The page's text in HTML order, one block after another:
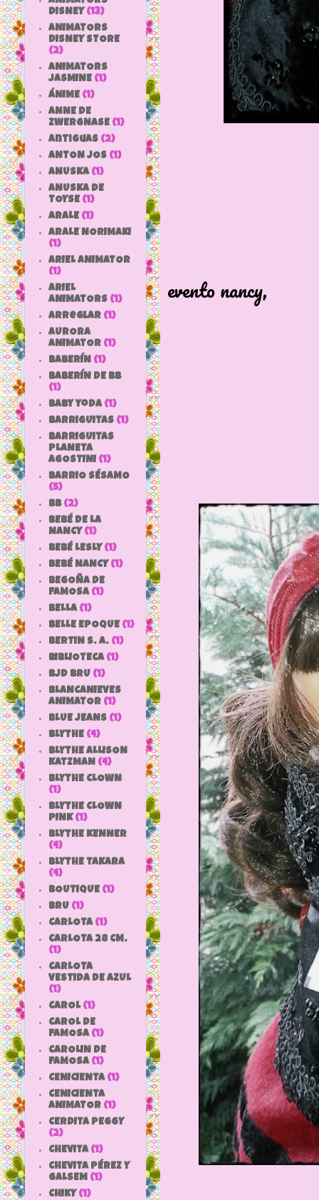
evento nancy,
con su
DISNEY (13)
ANIMATORS
DISNEY STORE
(2)
ANIMATORS
JASMINE (1)
ÁNIME (1)
ANNE DE
ZWERGNASE (1)
antiguas (2)
ANTON JOS (1)
ANUSKA (1)
ANUSKA DE
TOYSE (1)
ARALE (1)
ARALE NORIMAKI
(1)
ARIEL ANIMATOR
(1)
ARIEL
ANIMATORS (1)
arreglar (1)
AURORA
ANIMATOR (1)
BABERÍN (1)
BABERÍN DE BB
(1)
baby yoda (1)
BARRIGUITAS (1)
BARRIGUITAS
PLANETA
AGOSTINI (1)
BARRIO SÉSAMO
(5)
bb (2)
BEBÉ DE LA
NANCY (1)
BEBÉ LESLY (1)
BEBÉ NANCY (1)
BEGOÑA DE
FAMOSA (1)
BELLA (1)
BELLE EPOQUE (1)
BERTIN S. A. (1)
BIBLIOTECA (1)
BJD BRU (1)
BLANCANIEVES
ANIMATOR (1)
BLUE JEANS (1)
BLYTHE (4)
BLYTHE ALLISON
KATZMAN (4)
BLYTHE CLOWN
(1)
BLYTHE CLOWN
PINK (1)
BLYTHE KENNER
(4)
BLYTHE TAKARA
(4)
BOUTIQUE (1)
BRU (1)
CARLOTA (1)
CARLOTA 28 CM.
(1)
CARLOTA
VESTIDA DE AZUL
(1)
CAROL (1)
CAROL DE
FAMOSA (1)
CAROLIN DE
FAMOSA (1)
CENICIENTA (1)
CENICIENTA
ANIMATOR (1)
CERDITA PEGGY
(2)
CHEVITA (1)
CHEVITA PÉREZ Y
GALSEM (1)
CHIKY (1)